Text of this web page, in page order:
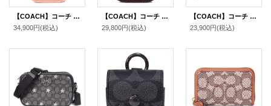
【COACH】コーチ ペブルレザー ジュール ホーボー 2WAY ショルダー クロスボディ ハンドバッグ フェイディドブラッシュ(日本未発売）
34,900円(税込)
【COACH】コーチ バッグ ジャガード レザー シグネチャー スタントン 2WAY クロスボディ 斜め掛け ショルダー バッグ オーク×メイプル〔日本未発売〕
29,800円(税込)
【COACH】コーチ ジャガード レザー シグネチャー ロゴ スモール ジップ アラウンド ウォレット 二つ折り 財布 カーキ×サドルマルチ〔日本未発売〕
23,900円(税込)